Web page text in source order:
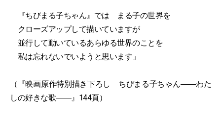
『ちびまる子ちゃん』では まる子の世界を
クローズアップして描いていますが
並行して動いているあらゆる世界のことを
私は忘れないでいようと思います」
（『映画原作特別描き下ろし ちびまる子ちゃん――わた
しの好きな歌――』144頁）